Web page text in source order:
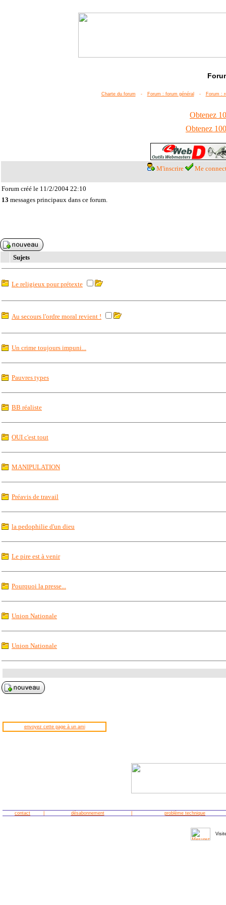
Charte du forum - Forum : forum général - Forum :
Obtenez
Obtenez
M'inscrire Me
Forum créé le 11/2/2004 22:10
13 messages principaux dans ce forum.
Sujets
Le religieux pour prétexte
Au secours l'ordre moral revient !
Un crime toujours impuni...
Pauvres types
BB réaliste
OUI c'est tout
MANIPULATION
Préavis de travail
la pedophilie d'un dieu
Le pire est à venir
Pourquoi la presse...
Union Nationale
Union Nationale
envoyez cette page à un ami
contact désabonnement problème technique